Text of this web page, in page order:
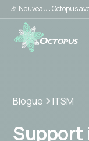
🎉 Nouveau : Octopus
Blogue ITSM
Support